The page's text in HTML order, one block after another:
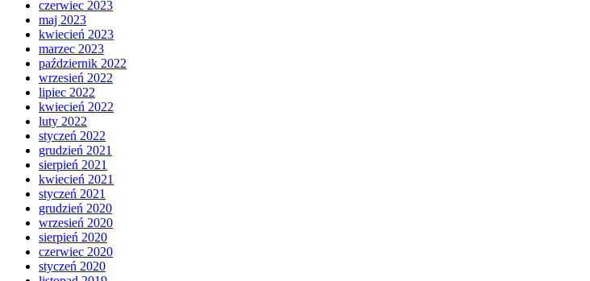
czerwiec 2023
maj 2023
kwiecień 2023
marzec 2023
październik 2022
wrzesień 2022
lipiec 2022
kwiecień 2022
luty 2022
styczeń 2022
grudzień 2021
sierpień 2021
kwiecień 2021
styczeń 2021
grudzień 2020
wrzesień 2020
sierpień 2020
czerwiec 2020
styczeń 2020